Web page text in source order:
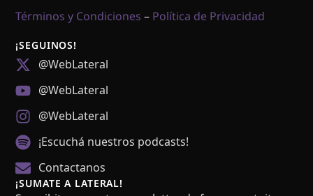
Términos y Condiciones – Política de Privacidad
¡SEGUINOS!
@WebLateral
@WebLateral
@WebLateral
¡Escuchá nuestros podcasts!
Contactanos
¡SUMATE A LATERAL!